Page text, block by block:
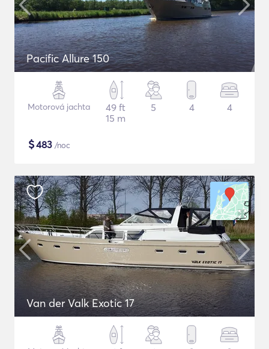
Pacific Allure 150
Motorová jachta
49 ft
15 m
5 4 4
$483 /noc
Van der Valk Exotic 17